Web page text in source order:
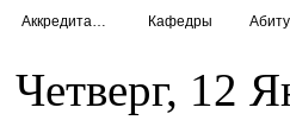
Кафедры
Четверг, 12